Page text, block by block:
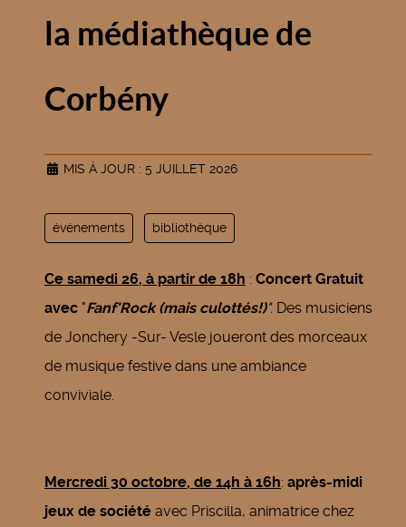
la médiathèque de
Corbény
MIS À JOUR : 5 JUILLET 2026
événements bibliothèque
Ce samedi 26, à partir de 18h : Concert Gratuit
avec "Fanf'Rock (mais culottés!)". Des musiciens
de Jonchery -Sur- Vesle joueront des morceaux
de musique festive dans une ambiance
conviviale.
Mercredi 30 octobre, de 14h à 16h: après-midi
jeux de société avec Priscilla, animatrice chez